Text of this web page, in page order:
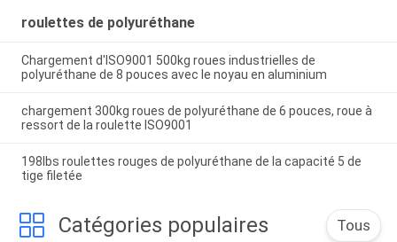
roulettes de polyuréthane
Chargement d'ISO9001 500kg roues industrielles de
polyuréthane de 8 pouces avec le noyau en aluminium
chargement 300kg roues de polyuréthane de 6 pouces, roue à
ressort de la roulette ISO9001
198lbs roulettes rouges de polyuréthane de la capacité 5 de
tige filetée
Catégories populaires Tous